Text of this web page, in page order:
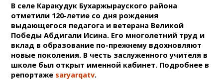
В селе Каракудук Бухаржырауского района
отметили 120-летие со дня рождения
выдающегося педагога и ветерана Великой
Победы Абдигали Исина. Его многолетний труд и
вклад в образование по-прежнему вдохновляют
новые поколения. В честь заслуженного учителя в
школе был открыт именной кабинет. Подробнее в
репортаже saryarqatv.